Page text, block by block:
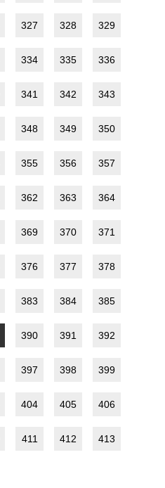
327 328 329
334 335 336
341 342 343
348 349 350
355 356 357
362 363 364
369 370 371
376 377 378
383 384 385
390 391 392
397 398 399
404 405 406
411 412 413